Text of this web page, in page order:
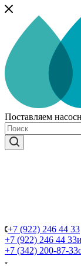
Поставляем
+7 (922) 246 44 33
+7 (922) 246 44 33
+7 (342) 200-87-33